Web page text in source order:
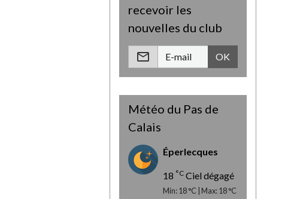
recevoir les
nouvelles du club
OK
Météo du Pas de
Calais
Éperlecques
18 °C Ciel dégagé
Min: 18 °C | Max: 18 °C